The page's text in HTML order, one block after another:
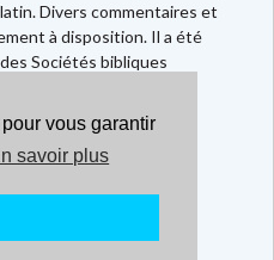
vous garantir
savoir plus
Divers commentaires et
à disposition. Il a été
Sociétés bibliques